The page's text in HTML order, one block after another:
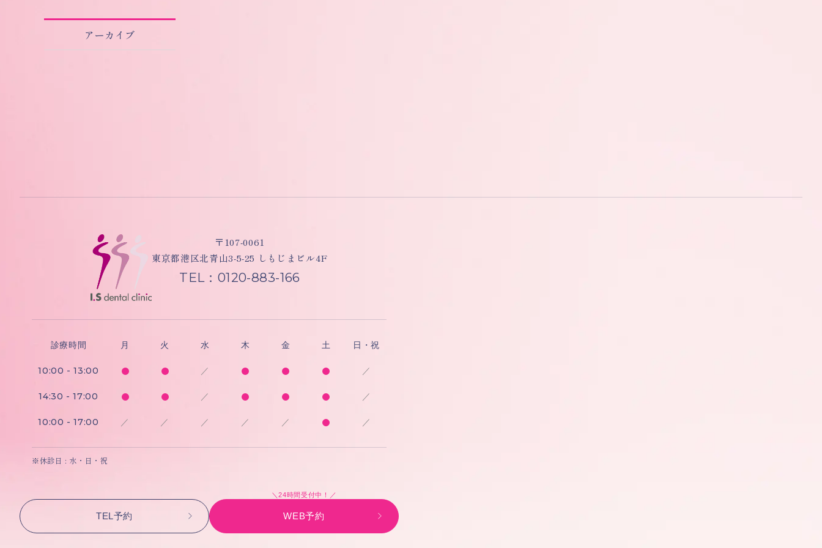
アーカイブ
〒107-0061
東京都港区北青山3-5-25 しもじまビル4F
TEL：0120-883-166
診療時間 月 火 水 木 金 土 日・祝
10:00 - 13:00 ／ ／
14:30 - 17:00 ／ ／
10:00 - 17:00 ／ ／ ／ ／ ／ ／
※休診日 : 水・日・祝
TEL予約
＼24時間受付中！／
WEB予約